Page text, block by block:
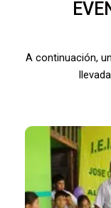
A continuación,